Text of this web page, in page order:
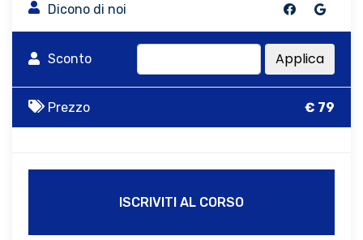
Dicono di noi
Sconto Applica
Prezzo € 79
ISCRIVITI AL CORSO